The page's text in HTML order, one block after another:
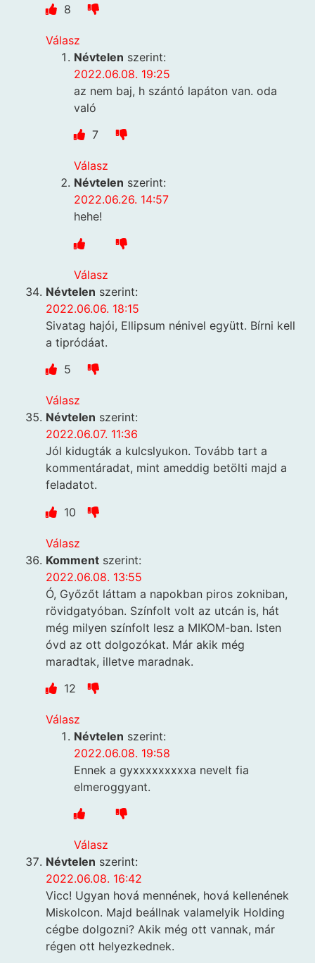
8
Válasz
Névtelen szerint:
2022.06.08. 19:25
az nem baj, h szántó lapáton van. oda
való
7
Válasz
Névtelen szerint:
2022.06.26. 14:57
hehe!
Válasz
Névtelen szerint:
2022.06.06. 18:15
Sivatag hajói, Ellipsum nénivel együtt. Bírni kell
a tipródáat.
5
Válasz
Névtelen szerint:
2022.06.07. 11:36
Jól kidugták a kulcslyukon. Tovább tart a
kommentáradat, mint ameddig betölti majd a
feladatot.
10
Válasz
Komment szerint:
2022.06.08. 13:55
Ó, Győzőt láttam a napokban piros zokniban,
rövidgatyóban. Színfolt volt az utcán is, hát
még milyen színfolt lesz a MIKOM-ban. Isten
óvd az ott dolgozókat. Már akik még
maradtak, illetve maradnak.
12
Válasz
Névtelen szerint:
2022.06.08. 19:58
Ennek a gyxxxxxxxxxa nevelt fia
elmeroggyant.
Válasz
Névtelen szerint:
2022.06.08. 16:42
Vicc! Ugyan hová mennének, hová kellenének
Miskolcon. Majd beállnak valamelyik Holding
cégbe dolgozni? Akik még ott vannak, már
régen ott helyezkednek.